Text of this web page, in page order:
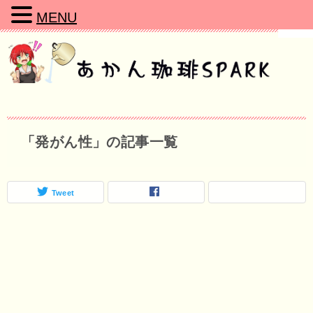
「発がん性」の記事一覧
Tweet
MENU